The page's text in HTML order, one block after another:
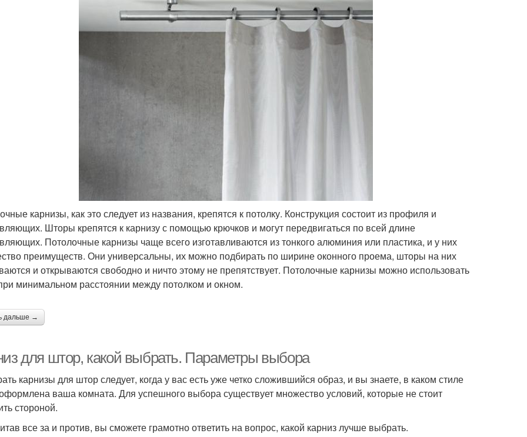
карнизы, как это следует из названия, крепятся к потолку. Конструкция состоит из профиля и
Шторы крепятся к карнизу с помощью крючков и могут передвигаться по всей длине
Потолочные карнизы чаще всего изготавливаются из тонкого алюминия или пластика, и у них
преимуществ. Они универсальны, их можно подбирать по ширине оконного проема, шторы на них
и открываются свободно и ничто этому не препятствует. Потолочные карнизы можно использовать
минимальном расстоянии между потолком и окном.
дальше →
для штор, какой выбрать. Параметры выбора
карнизы для штор следует, когда у вас есть уже четко сложившийся образ, и вы знаете, в каком стиле
ваша комната. Для успешного выбора существует множество условий, которые не стоит
стороной.
все за и против, вы сможете грамотно ответить на вопрос, какой карниз лучше выбрать.